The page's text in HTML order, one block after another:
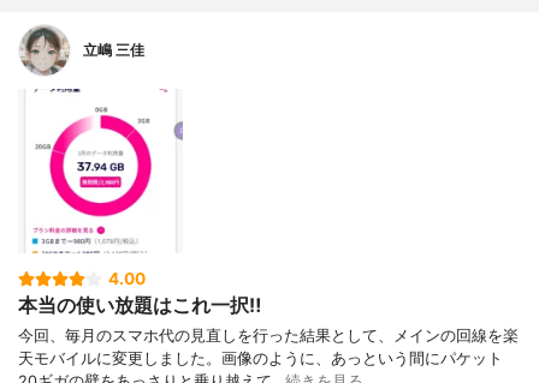
立嶋 三佳
4.00
本当の使い放題はこれ一択‼️
今回、毎月のスマホ代の見直しを行った結果として、メインの回線を楽
天モバイルに変更しました。画像のように、あっという間にパケット